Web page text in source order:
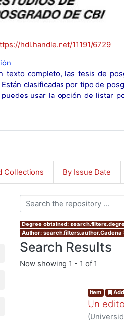
hdl.handle.net/11191/6729
texto completo, las tesis de
clasificadas por tipo de
usar la opción de listar
Collections By Issue Date
Degree obtained:
Author: search.filters.author.Cadena
Search Results
Now showing 1 - 1 of 1
Item
Un
(